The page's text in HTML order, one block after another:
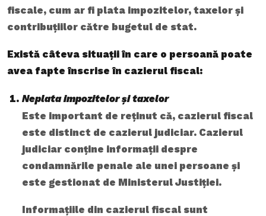
fiscale, cum ar fi plata impozitelor, taxelor și
contribuțiilor către bugetul de stat.
Există câteva situații în care o persoană poate
avea fapte înscrise în cazierul fiscal:
Neplata impozitelor și taxelor
Este important de reținut că, cazierul fiscal
este distinct de cazierul judiciar. Cazierul
judiciar conține informații despre
condamnările penale ale unei persoane și
este gestionat de Ministerul Justiției.
Informațiile din cazierul fiscal sunt